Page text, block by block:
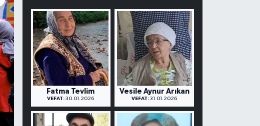
Fatma Tevlim
VEFAT: 30.01.2026
Vesile Aynur Arıkan
VEFAT: 31.01.2026